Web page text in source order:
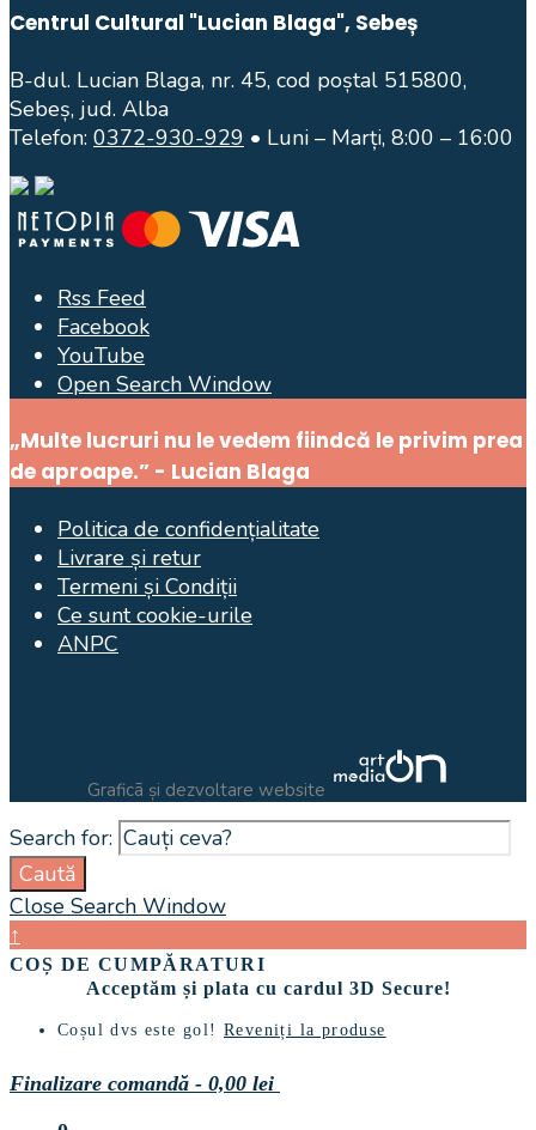
Centrul Cultural "Lucian Blaga", Sebeș
B-dul. Lucian Blaga, nr. 45, cod poștal 515800,
Sebeș, jud. Alba
Telefon: 0372-930-929 • Luni – Marți, 8:00 – 16:00
Rss Feed
Facebook
YouTube
Open Search Window
„Multe lucruri nu le vedem fiindcă le privim prea
de aproape.” - Lucian Blaga
Politica de confidențialitate
Livrare și retur
Termeni și Condiții
Ce sunt cookie-urile
ANPC
Graficã și dezvoltare website
Search for:
Caută
Close Search Window
↑
COȘ DE CUMPĂRATURI
Acceptăm și plata cu cardul 3D Secure!
Coșul dvs este gol!Reveniți la produse
Finalizare comandă - 0,00 lei